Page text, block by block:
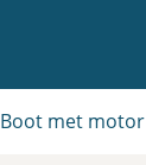
Boot met motor